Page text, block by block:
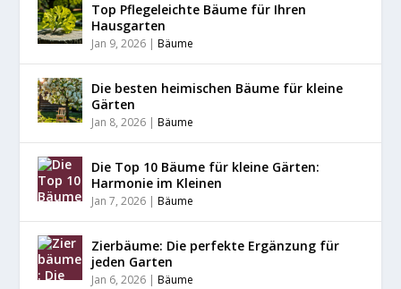
Top Pflegeleichte Bäume für Ihren
Hausgarten
Jan 9, 2026 |Bäume
Die besten heimischen Bäume für kleine
Gärten
Jan 8, 2026 |Bäume
Die Top 10 Bäume für kleine Gärten:
Harmonie im Kleinen
Jan 7, 2026 |Bäume
Zierbäume: Die perfekte Ergänzung für
jeden Garten
Jan 6, 2026 |Bäume